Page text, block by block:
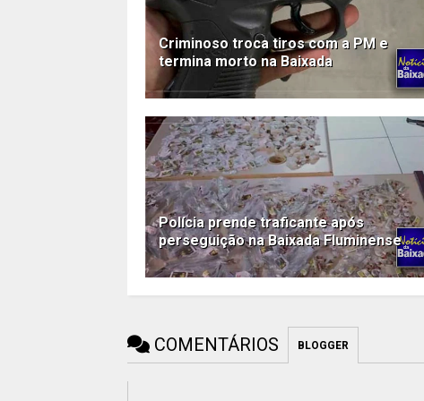
Criminoso troca tiros com a PM e
termina morto na Baixada
Polícia prende traficante após
perseguição na Baixada Fluminense
COMENTÁRIOS BLOGGER